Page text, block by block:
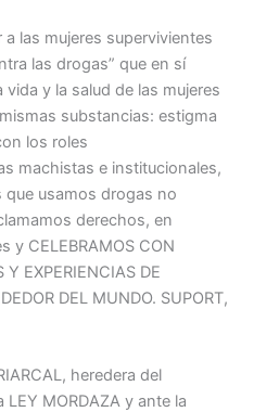
las mujeres supervivientes
las drogas” que en sí
y la salud de las mujeres
substancias: estigma
los roles
machistas e institucionales,
que usamos drogas no
derechos, en
y CELEBRAMOS CON
Y EXPERIENCIAS DE
DEL MUNDO. SUPORT,
heredera del
MORDAZA y ante la